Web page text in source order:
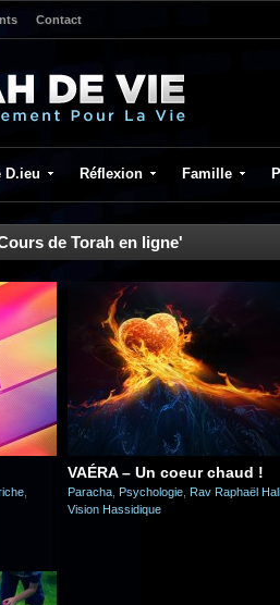
Contact
D.ieu Réflexion Famille
de Torah en ligne'
VAÉRA – Un coeur chaud !
Paracha Psychologie Rav Raphaël
Vision Hassidique